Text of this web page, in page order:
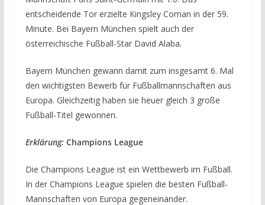
entscheidende Tor erzielte Kingsley Coman in der 59.
Minute. Bei Bayern München spielt auch der
österreichische Fußball-Star David Alaba.
Bayern München gewann damit zum insgesamt 6. Mal
den wichtigsten Bewerb für Fußballmannschaften aus
Europa. Gleichzeitig haben sie heuer gleich 3 große
Fußball-Titel gewonnen.
Erklärung:Champions League
Die Champions League ist ein Wettbewerb im Fußball.
In der Champions League spielen die besten Fußball-
Mannschaften von Europa gegeneinander.